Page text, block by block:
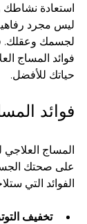
استعادة نشاطك
ليس مجرد
لجسمك وعقلك.
فوائد المساج
حياتك للأفضل.
فوائد
المساج العلاجي
على صحتك
الفوائد التي
تخفيف